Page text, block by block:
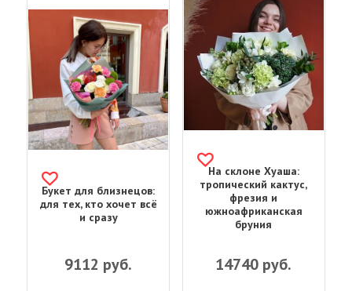
Букет для близнецов:
для тех, кто хочет всё
и сразу
9112 руб.
На склоне Хуаша:
тропический кактус,
фрезия и
южноафриканская
бруния
14740 руб.